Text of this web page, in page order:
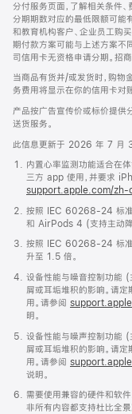
分付服务页面，了解相关条件
分期期数对应的最低限额可能
和教育机构客户、企业员工
期付款方案可能与上述方案不
司信用卡无资格申请分期。招
当商品有货并/或发货时，购物
务费用将显示在你的信用卡对
产品按广告宣传价或标价提供
送货服务。
此信息更新于 2026 年 7 月
内置心率监测功能适合在
三方 app 使用，并要求
support.apple.com/zh-
按照 IEC 60268-24 标准
和 AirPods 4 (支持主动
按照 IEC 60268-24 标准
升至 1.5 倍。
设备性能与噪音控制功能 (
屑或耳垢堆积的影响。请定
用。请参阅
明。
设备性能与噪声控制功能 (
屑或耳垢堆积的影响。请定
用。请参阅
说明。
需要使用兼容的硬件和软
非所有内容都支持杜比全